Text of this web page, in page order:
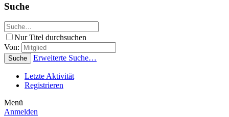
Suche
Nur Titel durchsuchen
Von:
Suche Erweiterte Suche…
Letzte Aktivität
Registrieren
Menü
Anmelden